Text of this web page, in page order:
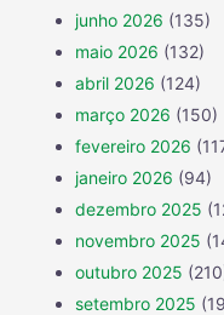
junho 2026 (135)
maio 2026 (132)
abril 2026 (124)
março 2026 (150)
fevereiro 2026
janeiro 2026 (94)
dezembro 2025
novembro 2025
outubro 2025
setembro 2025